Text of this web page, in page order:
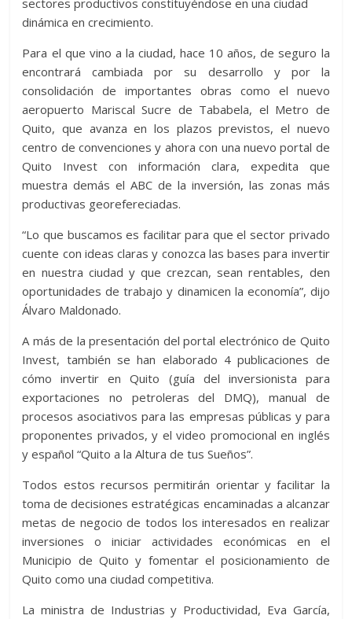
dinámica en crecimiento.
Para el que vino a la ciudad, hace 10 años, de seguro la
encontrará cambiada por su desarrollo y por la
consolidación de importantes obras como el nuevo
aeropuerto Mariscal Sucre de Tababela, el Metro de
Quito, que avanza en los plazos previstos, el nuevo
centro de convenciones y ahora con una nuevo portal de
Quito Invest con información clara, expedita que
muestra demás el ABC de la inversión, las zonas más
productivas georefereciadas.
“Lo que buscamos es facilitar para que el sector privado
cuente con ideas claras y conozca las bases para invertir
en nuestra ciudad y que crezcan, sean rentables, den
oportunidades de trabajo y dinamicen la economía”, dijo
Álvaro Maldonado.
A más de la presentación del portal electrónico de Quito
Invest, también se han elaborado 4 publicaciones de
cómo invertir en Quito (guía del inversionista para
exportaciones no petroleras del DMQ), manual de
procesos asociativos para las empresas públicas y para
proponentes privados, y el video promocional en inglés
y español “Quito a la Altura de tus Sueños”.
Todos estos recursos permitirán orientar y facilitar la
toma de decisiones estratégicas encaminadas a alcanzar
metas de negocio de todos los interesados en realizar
inversiones o iniciar actividades económicas en el
Municipio de Quito y fomentar el posicionamiento de
Quito como una ciudad competitiva.
La ministra de Industrias y Productividad, Eva García,